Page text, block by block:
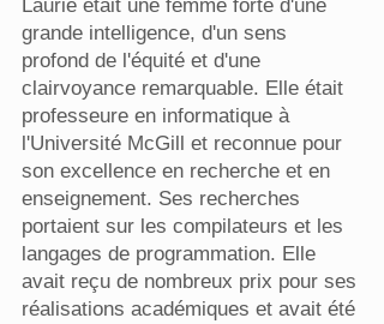
Laurie était une femme forte d'une
grande intelligence, d'un sens
profond de l'équité et d'une
clairvoyance remarquable. Elle était
professeure en informatique à
l'Université McGill et reconnue pour
son excellence en recherche et en
enseignement. Ses recherches
portaient sur les compilateurs et les
langages de programmation. Elle
avait reçu de nombreux prix pour ses
réalisations académiques et avait été